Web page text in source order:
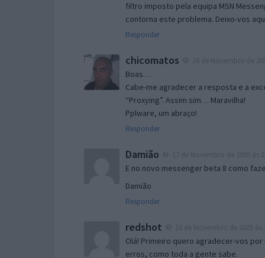
filtro imposto pela equipa MSN
contorna este problema. Deixo-vos
Responder
chicomatos
Boas…
Cabe-me agradecer a resposta e a
“Proxying”. Assim sim… Maravilha!
Pplware, um abraço!
Responder
Damião
E no novo messenger beta 8 como
Damião
Responder
redshot
Olá! Primeiro quero agradecer-vos
erros, como toda a gente sabe.